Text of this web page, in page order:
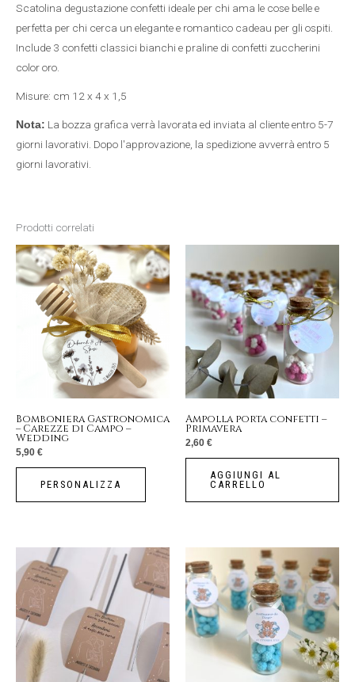
Scatolina degustazione confetti ideale per chi ama le cose belle e
perfetta per chi cerca un elegante e romantico cadeau per gli ospiti.
Include 3 confetti classici bianchi e praline di confetti zuccherini
color oro.
Misure: cm 12 x 4 x 1,5
Nota: La bozza grafica verrà lavorata ed inviata al cliente entro 5-7
giorni lavorativi. Dopo l'approvazione, la spedizione avverrà entro 5
giorni lavorativi.
Prodotti correlati
Bomboniera Gastronomica
– Carezze di Campo –
Wedding
5,90 €
PERSONALIZZA
Ampolla porta confetti –
Primavera
2,60 €
AGGIUNGI AL
CARRELLO